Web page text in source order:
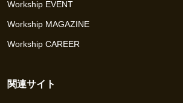
Workship EVENT
Workship MAGAZINE
Workship CAREER
関連サイト